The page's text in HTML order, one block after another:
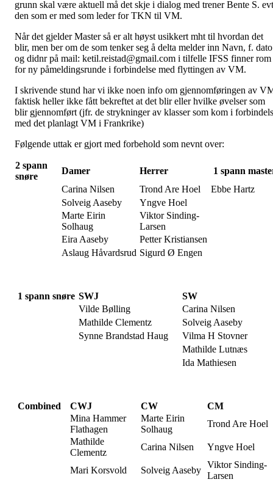
grunn skal være aktuell må det skje i dialog med trener Bente S. evt
den som er med som leder for TKN til VM.
Når det gjelder Master så er alt høyst usikkert mht til hvordan det
blir, men ber om de som tenker seg å delta melder inn Navn, f. dato
og didnr på mail: ketil.reistad@gmail.com i tilfelle IFSS finner rom
for ny påmeldingsrunde i forbindelse med flyttingen av VM.
I skrivende stund har vi ikke noen info om gjennomføringen av
faktisk heller ikke fått bekreftet at det blir eller hvilke øvelser som
blir gjennomført (jfr. de strykninger av klasser som kom i
med det planlagt VM i Frankrike)
Følgende uttak er gjort med forbehold som nevnt over:
2 spann
snøre
Damer Herrer
1 spann
Carina Nilsen
Trond Are Hoel
Ebbe Hartz
Solveig Aaseby
Yngve Hoel
Marte Eirin
Solhaug
Viktor Sinding-
Larsen
Eira Aaseby
Petter Kristiansen
Aslaug Håvardsrud Sigurd Ø Engen
1 spann snøre SWJ
SW
Vilde Bølling
Carina Nilsen
Mathilde Clementz
Solveig Aaseby
Synne Brandstad Haug
Vilma H Stovner
Mathilde Lutnæs
Ida Mathiesen
Combined CWJ CW
CM
Mina Hammer
Flathagen
Marte Eirin
Solhaug
Trond Are Hoel
Mathilde
Clementz
Carina Nilsen Yngve Hoel
Mari Korsvold Solveig Aaseby
Viktor Sinding-
Larsen